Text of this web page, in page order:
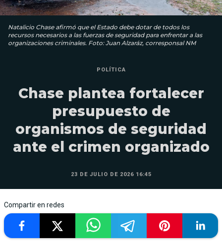
Natalicio Chase afirmó que el Estado debe dotar de todos los
recursos necesarios a las fuerzas de seguridad para enfrentar a las
organizaciones criminales. Foto: Juan Alzaráz, corresponsal NM
POLÍTICA
Chase plantea fortalecer
presupuesto de
organismos de seguridad
ante el crimen organizado
23 DE JULIO DE 2026 16:45
Compartir en redes